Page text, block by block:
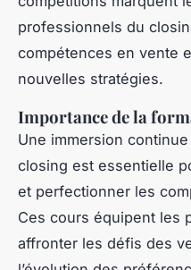
professionnels du
compétences en vente
nouvelles stratégies.
Importance de la
Une immersion
closing est essentielle
et perfectionner les
Ces cours équipent les
affronter les défis des